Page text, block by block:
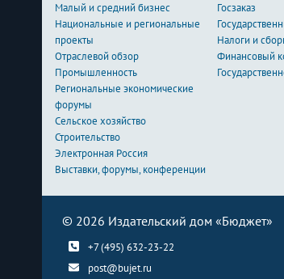
Малый и средний бизнес
Национальные и региональные
проекты
Отраслевой обзор
Промышленность
Региональные экономические
форумы
Сельское хозяйство
Строительство
Электронная Россия
Выставки, форумы, конференции
Госзаказ
Налоги и
Финансовый
© 2026 Издательский дом «Бюджет»
+7 (495) 632-23-22
post@bujet.ru